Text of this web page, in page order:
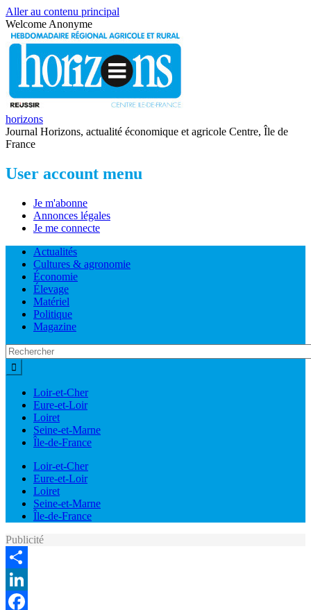
Aller au contenu principal
Welcome Anonyme
horizons
Journal Horizons, actualité économique et agricole Centre, Île de
France
User account menu
Je m'abonne
Annonces légales
Je me connecte
Actualités
Cultures & agronomie
Économie
Élevage
Matériel
Politique
Magazine
Loir-et-Cher
Eure-et-Loir
Loiret
Seine-et-Marne
Île-de-France
Loir-et-Cher
Eure-et-Loir
Loiret
Seine-et-Marne
Île-de-France
Publicité
Share
LinkedIn